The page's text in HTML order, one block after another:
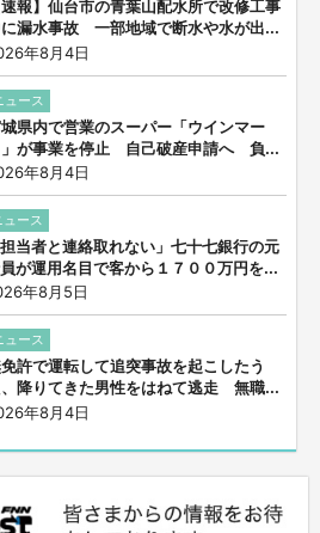
速報】仙台市の青葉山配水所で改修工事
漏水事故 一部地域で断水や水が出...
年8月4日
ュース
県内で営業のスーパー「ウインマー
」が事業を停止 自己破産申請へ 負...
年8月4日
ュース
担当者と連絡取れない」七十七銀行の元
が運用名目で客から１７００万円を...
年8月5日
ュース
許で運転して追突事故を起こしたう
、降りてきた男性をはねて逃走 無職...
年8月4日